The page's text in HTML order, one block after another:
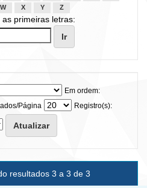
W X Y Z
primeiras letras:
Em ordem:
Página
Registro(s):
resultados 3 a 3 de 3